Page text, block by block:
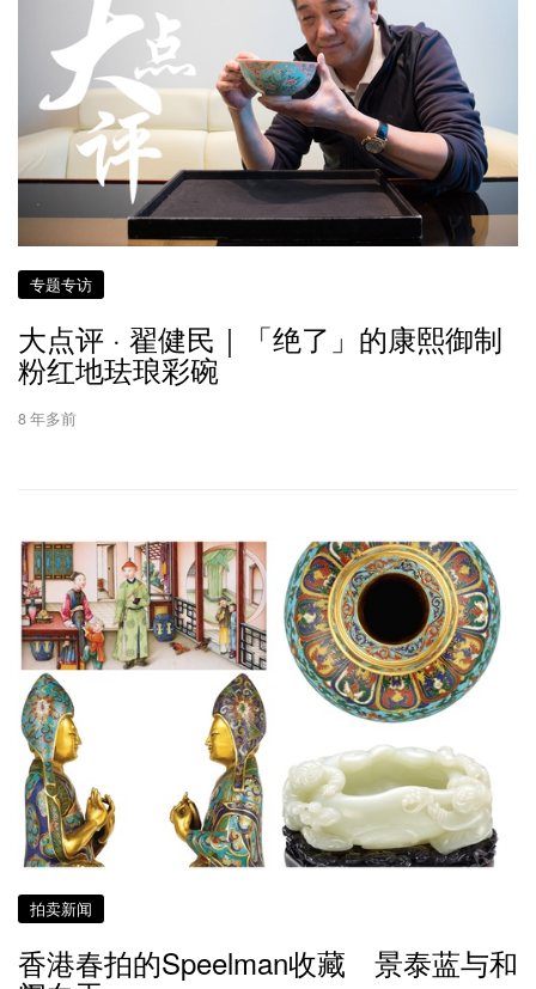
专题专访
大点评 · 翟健民｜「绝了」的康熙御制
粉红地珐琅彩碗
8 年多前
拍卖新闻
香港春拍的Speelman收藏 景泰蓝与和